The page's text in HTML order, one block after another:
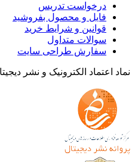
درخواست تدریس
فایل و محصول بفروشید
قوانین و شرایط خرید
سوالات متداول
سفارش طراحی سایت
اعتماد الکترونیک و نشر دیجیتال